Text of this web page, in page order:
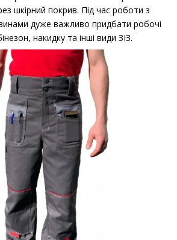
шкірний покрив. Під час роботи з
дуже важливо придбати робочі
накидку та інші види ЗІЗ.